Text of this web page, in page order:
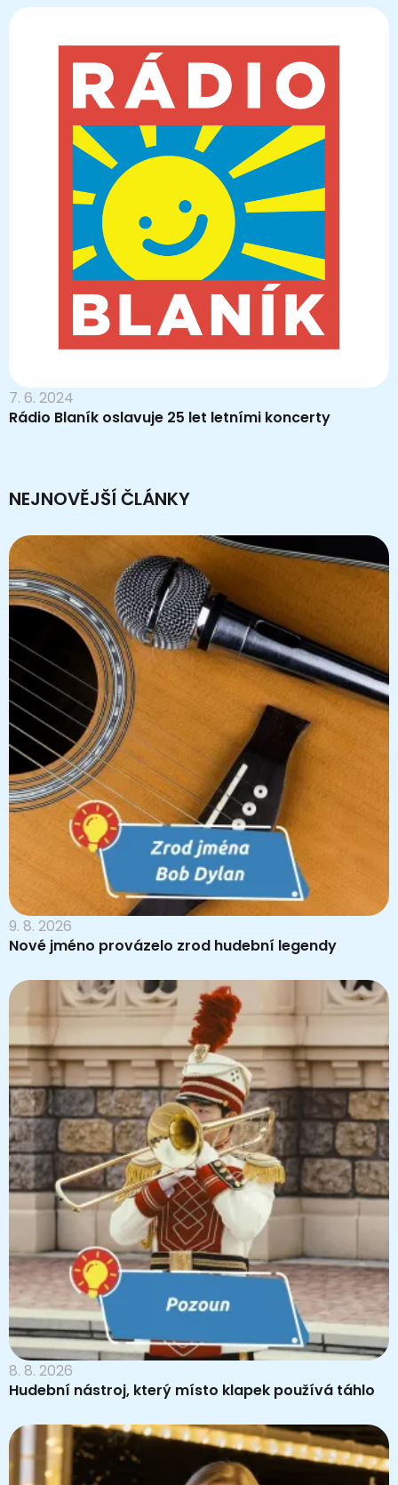
7. 6. 2024
Rádio Blaník oslavuje 25 let letními koncerty
NEJNOVĚJŠÍ ČLÁNKY
9. 8. 2026
Nové jméno provázelo zrod hudební legendy
8. 8. 2026
Hudební nástroj, který místo klapek používá táhlo